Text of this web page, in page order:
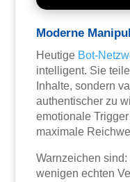
Moderne
Heutige Bot-
intelligent. Sie
Inhalte, sondern
authentischer zu
emotionale
maximale
Warnzeichen
wenigen echten